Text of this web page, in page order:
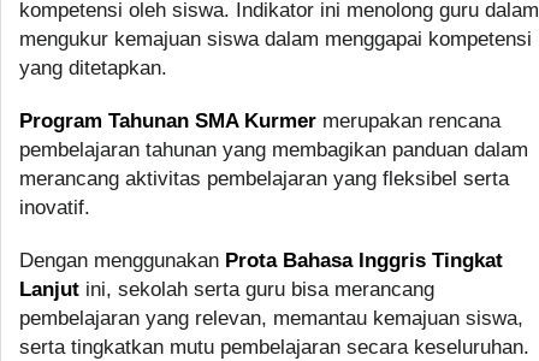
kompetensi oleh siswa. Indikator ini menolong guru dalam
mengukur kemajuan siswa dalam menggapai kompetensi
yang ditetapkan.
Program Tahunan SMA Kurmer merupakan rencana
pembelajaran tahunan yang membagikan panduan dalam
merancang aktivitas pembelajaran yang fleksibel serta
inovatif.
Dengan menggunakan Prota Bahasa Inggris Tingkat
Lanjut ini, sekolah serta guru bisa merancang
pembelajaran yang relevan, memantau kemajuan siswa,
serta tingkatkan mutu pembelajaran secara keseluruhan.